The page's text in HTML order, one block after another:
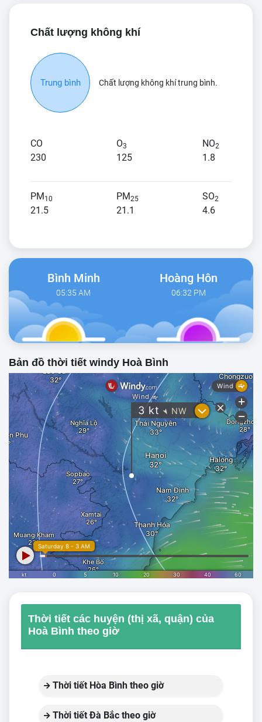
Chất lượng không khí
Trung bình Chất lượng không khí trung bình.
CO
230
O3
125
NO2
1.8
PM10
21.5
PM25
21.1
SO2
4.6
Bình Minh
05:35 AM
Hoàng Hôn
06:32 PM
Bản đồ thời tiết windy Hoà Bình
Thời tiết các huyện (thị xã, quận) của
Hoà Bình theo giờ
Thời tiết Hòa Bình theo giờ
Thời tiết Đà Bắc theo giờ